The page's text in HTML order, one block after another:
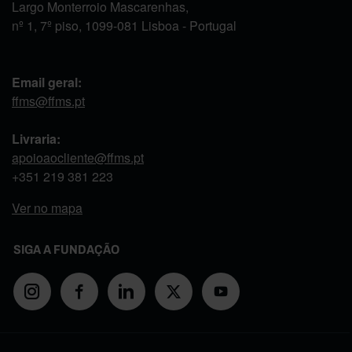
Largo Monterroio Mascarenhas,
nº 1, 7º piso, 1099-081 Lisboa - Portugal
Email geral:
ffms@ffms.pt
Livraria:
apoioaocliente@ffms.pt
+351 219 381 223
Ver no mapa
SIGA A FUNDAÇÃO